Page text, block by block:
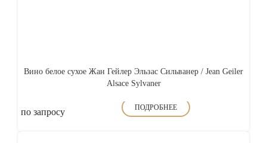
Вино белое сухое Жан Гейлер Эльзас Сильванер / Jean Geiler
Alsace Sylvaner
по запросу ПОДРОБНЕЕ